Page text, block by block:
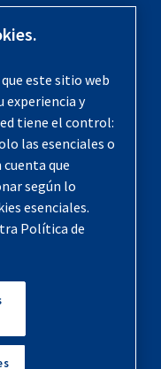
derechos
este sitio web
experiencia y
tiene el control:
las esenciales o
que
según lo
esenciales.
Política de